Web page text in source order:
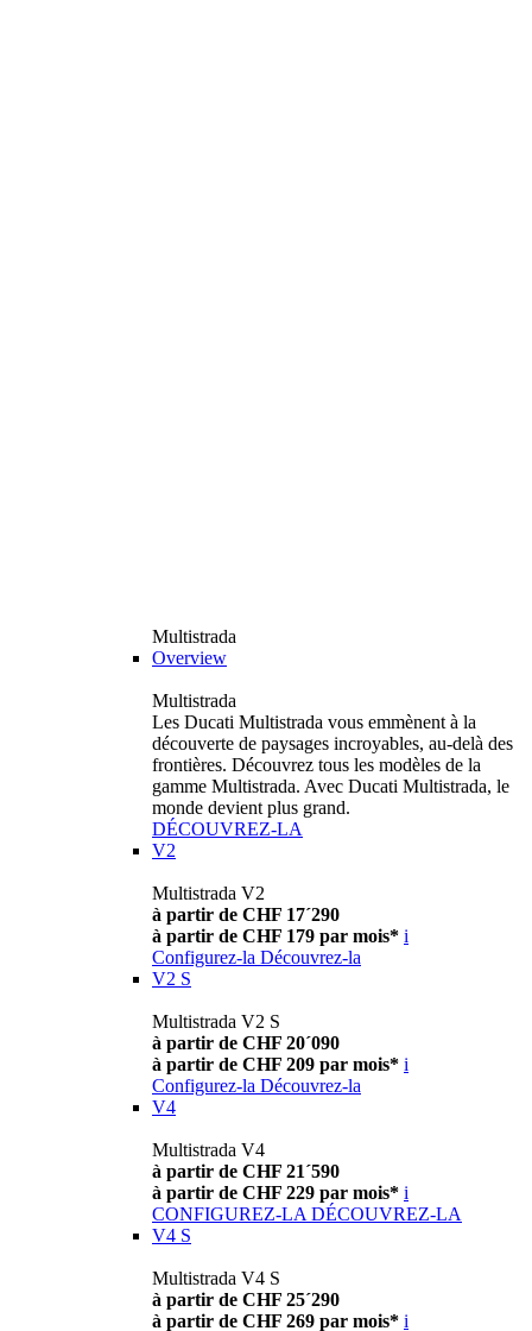
Multistrada
Overview
Multistrada
Les Ducati Multistrada vous emmènent à la
découverte de paysages incroyables, au-delà des
frontières. Découvrez tous les modèles de la
gamme Multistrada. Avec Ducati Multistrada, le
monde devient plus grand.
DÉCOUVREZ-LA
V2
Multistrada V2
à partir de CHF 17´290
à partir de CHF 179 par mois* i
Configurez-la Découvrez-la
V2 S
Multistrada V2 S
à partir de CHF 20´090
à partir de CHF 209 par mois* i
Configurez-la Découvrez-la
V4
Multistrada V4
à partir de CHF 21´590
à partir de CHF 229 par mois* i
CONFIGUREZ-LA DÉCOUVREZ-LA
V4 S
Multistrada V4 S
à partir de CHF 25´290
à partir de CHF 269 par mois* i